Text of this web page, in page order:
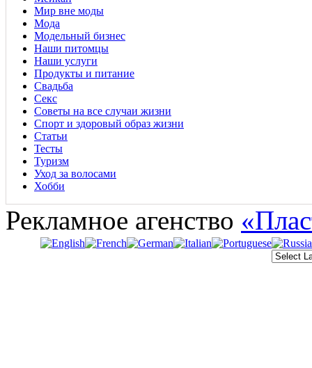
Мир вне моды
Мода
Модельный бизнес
Наши питомцы
Наши услуги
Продукты и питание
Свадьба
Секс
Советы на все случаи жизни
Спорт и здоровый образ жизни
Статьи
Тесты
Туризм
Уход за волосами
Хобби
Рекламное агенство